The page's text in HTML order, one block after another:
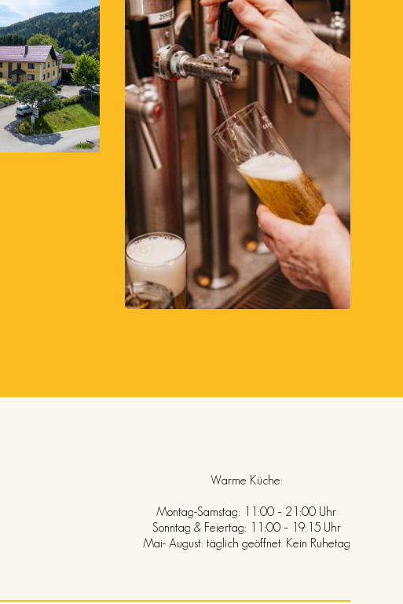
Warme Küche:
Montag-Samstag: 11:00 – 21:00 Uhr
Sonntag & Feiertag: 11:00 – 19:15 Uhr
Mai- August: täglich geöffnet. Kein Ruhetag